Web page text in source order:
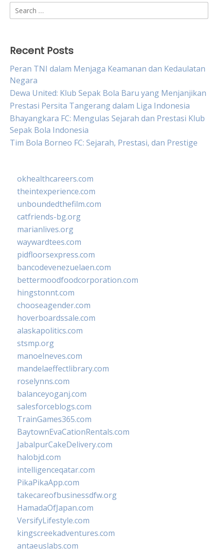
Search
for:
Recent Posts
Peran TNI dalam Menjaga Keamanan dan Kedaulatan
Negara
Dewa United: Klub Sepak Bola Baru yang Menjanjikan
Prestasi Persita Tangerang dalam Liga Indonesia
Bhayangkara FC: Mengulas Sejarah dan Prestasi Klub
Sepak Bola Indonesia
Tim Bola Borneo FC: Sejarah, Prestasi, dan Prestige
okhealthcareers.com
theintexperience.com
unboundedthefilm.com
catfriends-bg.org
marianlives.org
waywardtees.com
pidfloorsexpress.com
bancodevenezuelaen.com
bettermoodfoodcorporation.com
hingstonnt.com
chooseagender.com
hoverboardssale.com
alaskapolitics.com
stsmp.org
manoelneves.com
mandelaeffectlibrary.com
roselynns.com
balanceyoganj.com
salesforceblogs.com
TrainGames365.com
BaytownEvaCationRentals.com
JabalpurCakeDelivery.com
halobjd.com
intelligenceqatar.com
PikaPikaApp.com
takecareofbusinessdfw.org
HamadaOfJapan.com
VersifyLifestyle.com
kingscreekadventures.com
antaeuslabs.com